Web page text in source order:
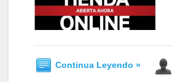
Continua Leyendo »